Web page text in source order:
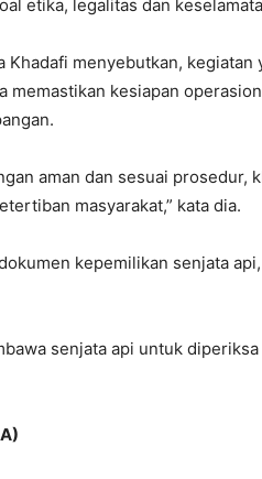
etika, legalitas dan
Khadafi menyebutkan, kegiatan
memastikan kesiapan
aman dan sesuai prosedur,
masyarakat,” kata dia.
kepemilikan senjata
senjata api untuk